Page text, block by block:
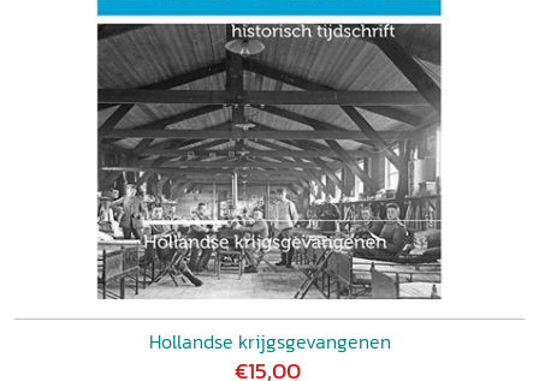
Hollandse krijgsgevangenen
€15,00